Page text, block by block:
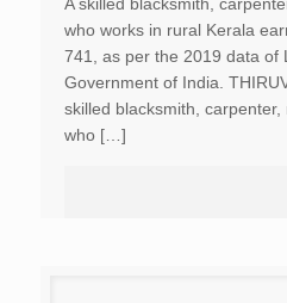
who works in rural Kerala
741, as per the 2019 data of
Government of India.
skilled blacksmith,
who […]